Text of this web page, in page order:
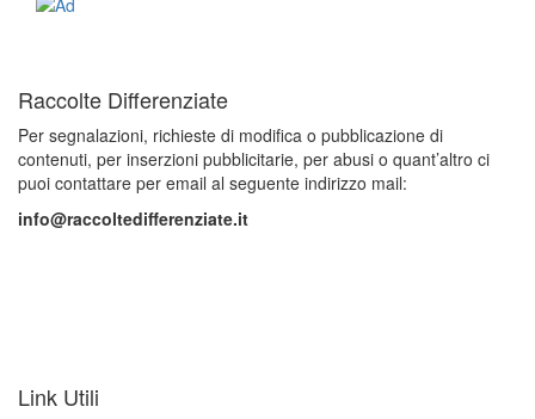
Raccolte Differenziate
Per segnalazioni, richieste di modifica o pubblicazione di
contenuti, per inserzioni pubblicitarie, per abusi o quant’altro ci
puoi contattare per email al seguente indirizzo mail:
info@raccoltedifferenziate.it
Link Utili